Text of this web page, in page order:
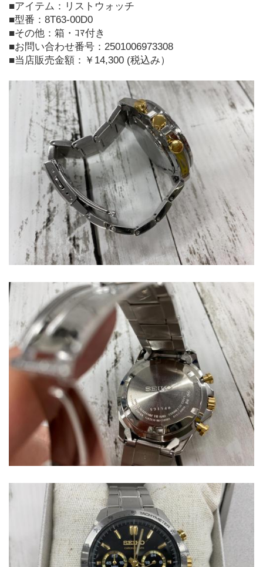
■アイテム：リストウォッチ
■型番：8T63-00D0
■その他：箱・ｺﾏ付き
■お問い合わせ番号：2501006973308
■当店販売金額：￥14,300 (税込み）